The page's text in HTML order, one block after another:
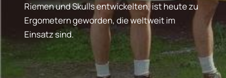
Riemen und Skulls entwickelten, ist heute zu
Ergometern geworden, die weltweit im
Einsatz sind.